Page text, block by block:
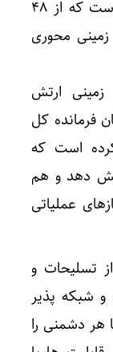
محوری نامگذاری شده به دلیل این است که از ۴۸
زمینی محوری
ارتش
فرمانده کل
کرده است که
دهد و هم
عملیاتی
تسلیحات و
شبکه پذیر
هر دشمنی را